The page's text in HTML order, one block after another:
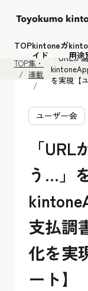
TOPkintoneガ
イド
用途
TOP
特
集・
連載
「URL
を実現【
ユーザー会
「
う…」
支払調
化を実
ート】